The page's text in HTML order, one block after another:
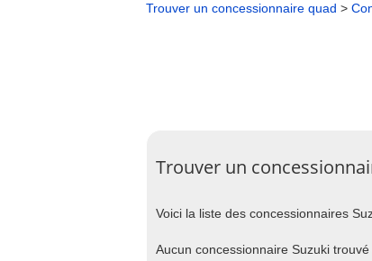
Trouver un concessionnaire quad >
Trouver un
Voici la liste des concessionnaires
Aucun concessionnaire Suzuki